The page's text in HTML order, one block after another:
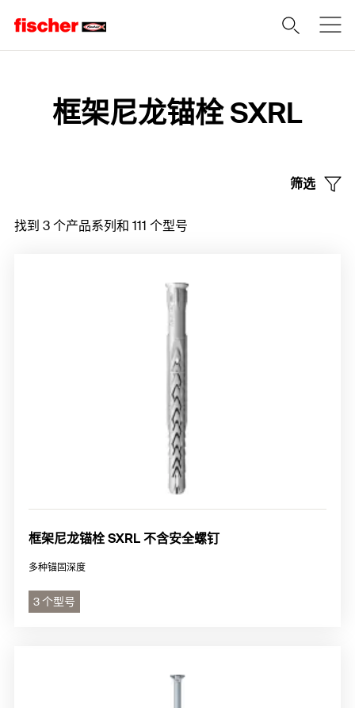
框架尼龙锚栓 SXRL
筛选
找到 3 个产品系列和 111 个型号
框架尼龙锚栓 SXRL 不含安全螺钉
多种锚固深度
3 个型号